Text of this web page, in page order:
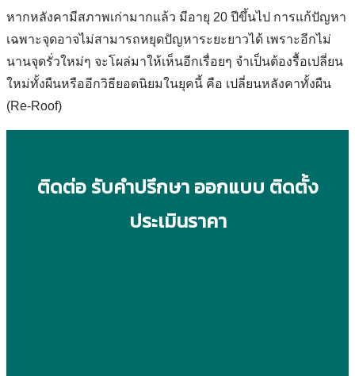
หากหลังคามีสภาพเก่ามากแล้ว มีอายุ 20 ปีขึ้นไป การแก้ปัญหา
เฉพาะจุดอาจไม่สามารถหยุดปัญหาระยะยาวได้ เพราะอีกไม่
นานจุดรั่วใหม่ๆ จะโผล่มาให้เห็นอีกเรื่อยๆ จำเป็นต้องรื้อเปลี่ยน
ใหม่ทั้งผืนหรืออีกวิธียอดนิยมในยุคนี้ คือ เปลี่ยนหลังคาทั้งผืน
(Re-Roof)
ติดต่อ รับคำปรึกษา ออกแบบ ติดตั้ง
ประเมินราคา